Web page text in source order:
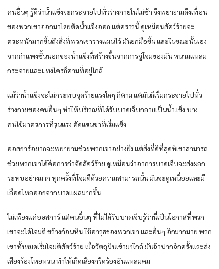
คนอื่นๆ รู้ดีว่าน้ำแข็งจะกระจายไปทั่วร่างกายในไม่ช้า จึงพยายามดึงเพื่อน
ของพวกเขาออกมาโดยตัดน้ำแข็งออก แต่คราวนี้ ดูเหมือนสัตว์ร้ายจะ
ตระหนักมากขึ้นถึงสิ่งที่พวกเขาวางแผนไว้ มันยกมือขึ้น และในขณะนั้นเอง
จากกำแพงชั้นนอกของน้ำแข็งที่สร้างขึ้นจากการจู่โจมของมัน หนามแหลม
กระจายและแทงใครก็ตามที่อยู่ใกล้
แม้ว่าน้ำแข็งจะไม่กระทบจุดร้ายแรงใดๆ ก็ตาม แต่มันก็เริ่มกระจายไปทั่ว
ร่างกายของคนอื่นๆ ทำให้บริเวณที่ได้รับบาดเจ็บกลายเป็นน้ำแข็ง บาง
คนใช้มาตรการที่รุนแรง ตัดแขนขาที่เริ่มแข็ง
ออสการ์อยากจะพยายามช่วยพวกเขาอย่างยิ่ง แต่สิ่งที่ดีที่สุดที่เขาสามารถ
ช่วยพวกเขาได้คือการกำจัดสัตว์ร้าย ดูเหมือนว่าอาการบาดเจ็บจะส่งผลก
ระทบอย่างมาก ทุกครั้งที่โจมตีด้วยความสามารถนั้น มันจะดูเหนื่อยและมี
เลือดไหลออกจากบาดแผลมากขึ้น
ไม่เพียงแค่ออสการ์ แต่คนอื่นๆ ที่ไม่ได้รับบาดเจ็บรู้ว่านี่เป็นโอกาสที่พวก
เขาจะได้โจมตี ขว้างก้อนหิน ใช้อาวุธของพวกเขา และอื่นๆ อีกมากมาย พวก
เขาทั้งหมดเริ่มโจมตีสัตว์ร้าย เมื่อวัตถุบินเข้ามาใกล้ มันอ้าปากอีกครั้งและส่ง
เสียงร้องโหยหวน ทำให้เกิดเสียงกรีดร้องอันแหลมคม